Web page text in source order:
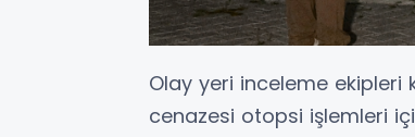
Olay yeri inceleme ekipleri
cenazesi otopsi işlemleri